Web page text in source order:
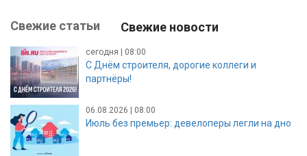
Свежие статьи Свежие новости
сегодня | 08:00
С Днём строителя, дорогие коллеги и
партнёры!
06.08.2026 | 08:00
Июль без премьер: девелоперы легли на дно